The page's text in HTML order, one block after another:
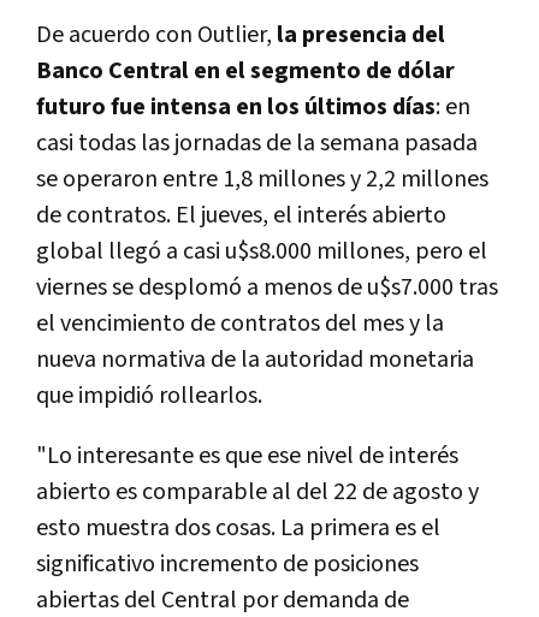
De acuerdo con Outlier, la presencia del
Banco Central en el segmento de dólar
futuro fue intensa en los últimos días: en
casi todas las jornadas de la semana pasada
se operaron entre 1,8 millones y 2,2 millones
de contratos. El jueves, el interés abierto
global llegó a casi u$s8.000 millones, pero el
viernes se desplomó a menos de u$s7.000 tras
el vencimiento de contratos del mes y la
nueva normativa de la autoridad monetaria
que impidió rollearlos.
"Lo interesante es que ese nivel de interés
abierto es comparable al del 22 de agosto y
esto muestra dos cosas. La primera es el
significativo incremento de posiciones
abiertas del Central por demanda de